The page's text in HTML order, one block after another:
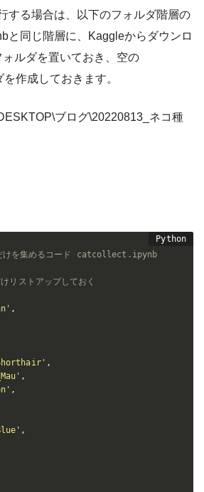
する場合は、以下のフォルダ階層の
と同じ階層に、Kaggleからダウンロ
ルダを置いておき、空の
作成しておきます。
ブログ\20220813_ネコ種
けを集めるコード catcollect.ipynb
リストアップしておく
,
,
,
,
,